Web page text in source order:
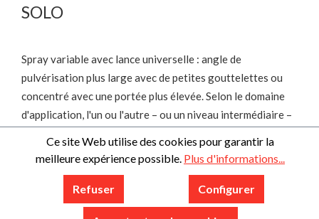
SOLO
Spray variable avec lance universelle : angle de
pulvérisation plus large avec de petites gouttelettes ou
concentré avec une portée plus élevée. Selon le domaine
d'application, l'un ou l'autre – ou un niveau intermédiaire –
disponible en option, cela ne pose aucun problème. La buse
L'équipement standard comprend deux diamètres
différents, vous permettant ainsi de travailler encore plus
Ce site Web utilise des cookies pour garantir la
meilleure expérience possible. Plus d'informations...
Refuser Configurer